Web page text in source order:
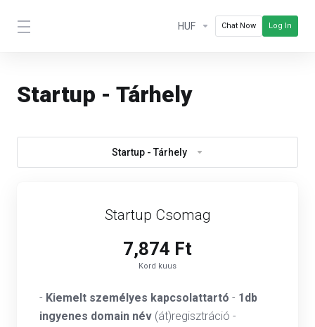
HUF Chat Now Log In
Startup - Tárhely
Startup - Tárhely
Startup Csomag
7,874 Ft
Kord kuus
- Kiemelt személyes kapcsolattartó - 1db
ingyenes domain név (át)regisztráció -